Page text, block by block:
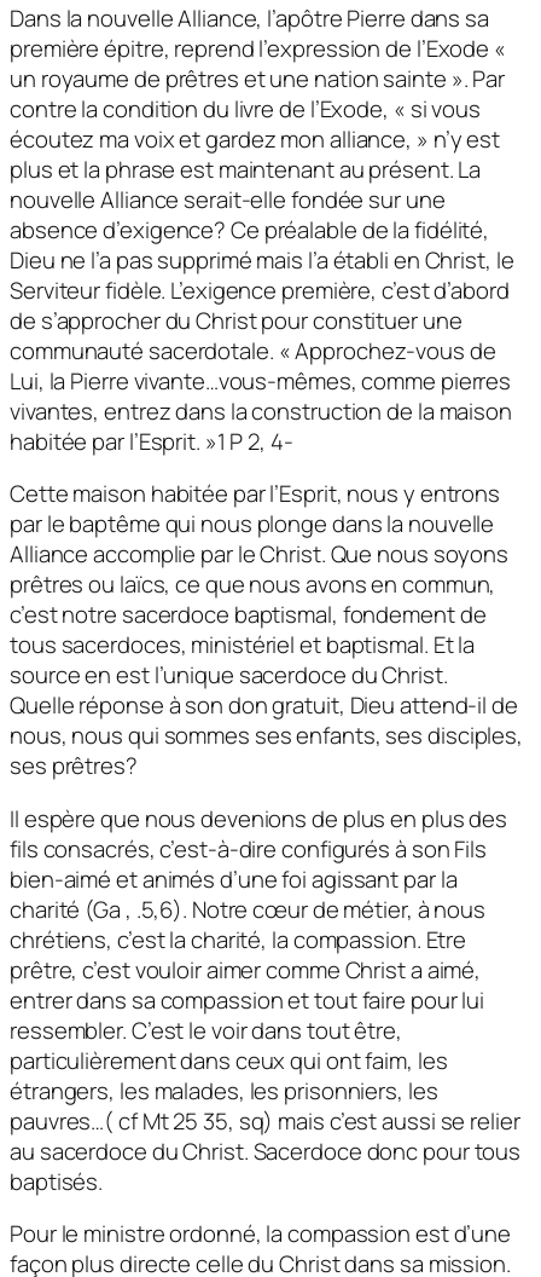
Dans la nouvelle Alliance, l’apôtre Pierre dans sa
première épitre, reprend l’expression de l’Exode «
un royaume de prêtres et une nation sainte ». Par
contre la condition du livre de l’Exode, « si vous
écoutez ma voix et gardez mon alliance, » n’y est
plus et la phrase est maintenant au présent. La
nouvelle Alliance serait-elle fondée sur une
absence d’exigence? Ce préalable de la fidélité,
Dieu ne l’a pas supprimé mais l’a établi en Christ, le
Serviteur fidèle. L’exigence première, c’est d’abord
de s’approcher du Christ pour constituer une
communauté sacerdotale. « Approchez-vous de
Lui, la Pierre vivante…vous-mêmes, comme pierres
vivantes, entrez dans la construction de la maison
habitée par l’Esprit. »1 P 2, 4-
Cette maison habitée par l’Esprit, nous y entrons
par le baptême qui nous plonge dans la nouvelle
Alliance accomplie par le Christ. Que nous soyons
prêtres ou laïcs, ce que nous avons en commun,
c’est notre sacerdoce baptismal, fondement de
tous sacerdoces, ministériel et baptismal. Et la
source en est l’unique sacerdoce du Christ.
Quelle réponse à son don gratuit, Dieu attend-il de
nous, nous qui sommes ses enfants, ses disciples,
ses prêtres?
Il espère que nous devenions de plus en plus des
fils consacrés, c’est-à-dire configurés à son Fils
bien-aimé et animés d’une foi agissant par la
charité (Ga , .5,6). Notre cœur de métier, à nous
chrétiens, c’est la charité, la compassion. Etre
prêtre, c’est vouloir aimer comme Christ a aimé,
entrer dans sa compassion et tout faire pour lui
ressembler. C’est le voir dans tout être,
particulièrement dans ceux qui ont faim, les
étrangers, les malades, les prisonniers, les
pauvres…( cf Mt 25 35, sq) mais c’est aussi se relier
au sacerdoce du Christ. Sacerdoce donc pour tous
baptisés.
Pour le ministre ordonné, la compassion est d’une
façon plus directe celle du Christ dans sa mission.